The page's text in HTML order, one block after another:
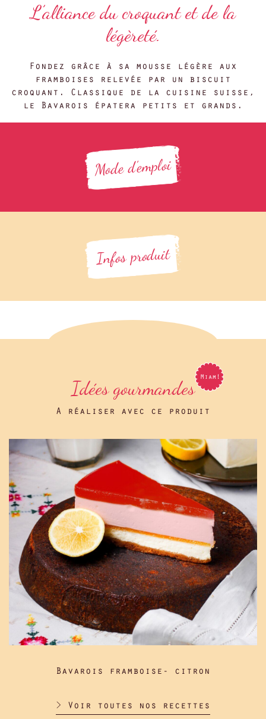
Infos produit
L’alliance du croquant et de la
légèreté.
Fondez grâce à sa mousse légère aux
framboises relevée par un biscuit
croquant. Classique de la cuisine suisse,
le Bavarois épatera petits et grands.
Mode d'emploi
Idées gourmandes
A réaliser avec ce produit
Bavarois framboise- citron
> Voir toutes nos recettes